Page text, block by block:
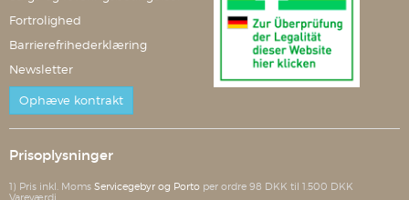
Fortrolighed
Barrierefrihederklæring
Newsletter
Ophæve kontrakt
Prisoplysninger
1) Pris inkl. Moms Servicegebyr og Porto per ordre 98 DKK til 1.500 DKK
Vareværdi.